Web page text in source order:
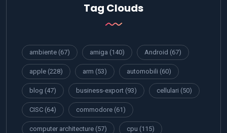
Tag Clouds
ambiente (67) amiga (140) Android (67)
apple (228) arm (53) automobili (60)
blog (47) business-export (93) cellulari (50)
CISC (64) commodore (61)
computer architecture (57) cpu (115)